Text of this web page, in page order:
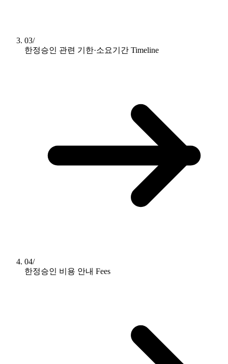
03/
한정승인 관련 기한·소요기간 Timeline
04/
한정승인 비용 안내 Fees